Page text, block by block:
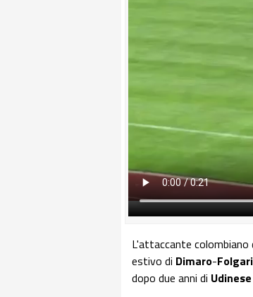
L'attaccante colombiano
estivo di Dimaro-
dopo due anni di Udinese